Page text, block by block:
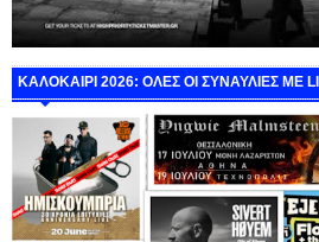
ΚΑΛΟΚΑΙΡΙ 2026: ΟΛΕΣ ΟΙ ΣΥΝΑΥΛΙΕΣ ΜΕ